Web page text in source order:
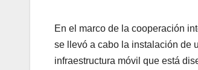
En el marco de la cooperación
se llevó a cabo la instalación de
infraestructura móvil que está